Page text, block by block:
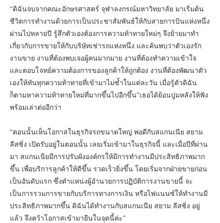
“ดิฉันจบจากคณะอักษรศาสตร์ จุฬาลงกรณ์มหาวิทยาลัย มาเริ่มต้น
ชีวิตการทำงานด้วยการเป็นประชาสัมพันธ์ให้กับสายการบินแห่งหนึ่ง
ผ่านไปหลายปี รู้สึกตัวเองต้องการความท้าทายใหม่ๆ จึงย้ายมาทำ
เกี่ยวกับการขายให้กับบริษัทเช่ารถแห่งหนึ่ง และค้นพบว่าตัวเองรัก
งานขาย งานที่ต้องพบเจอผู้คนมากมาย งานที่ต้องทำความเข้าใจ
และตอบโจทย์ความต้องการของลูกค้าให้ถูกต้อง งานที่ต้องพัฒนาตัว
เองให้ทันทุกความท้าทายที่เข้ามาไม่ซ้ำในแต่ละวัน เมื่อรู้ตัวดิฉัน
ก็ตามหาความท้าทายใหม่ที่มากขึ้นไปอีกขึ้น”เธอได้ย้อนปูมหลังให้ฟัง
พร้อมเล่าต่ออีกว่า
“ตอนนั้นเห็นโอกาสในธุรกิจรถขนาดใหญ่ พอดีกับสแกนเนีย สยาม
ลีสซิ่ง เปิดรับอยู่ในตอนนั้น เลยเริ่มเข้ามาในธุรกิจนี้ และเมื่อปีที่ผ่าน
มา สแกนเนียมีการปรับผังองค์กรให้มีการทำงานมีประสิทธิภาพมาก
ขึ้น เพื่อบริการลูกค้าให้ดีขึ้น รวดเร็วยิ่งขึ้น โดยเริ่มจากฝ่ายขายก่อน
เป็นอันดับแรก ซึ่งตำแหน่งผู้อำนวยการปฏิบัติการงานขายนี้ จะ
เป็นการรวมการขายกับบริการทางการเงิน หรือไฟแนนซ์ให้ทำงานมี
ประสิทธิภาพมากขึ้น ดิฉันได้ทำงานกับสแกนเนีย สยาม ลีสซิ่ง อยู่
แล้ว จึงคว้าโอกาสเข้ามายืนในจุดนี้ค่ะ”